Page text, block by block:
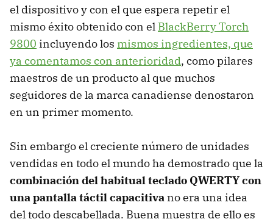
el dispositivo y con el que espera repetir el
mismo éxito obtenido con el BlackBerry Torch
9800 incluyendo los mismos ingredientes, que
ya comentamos con anterioridad, como pilares
maestros de un producto al que muchos
seguidores de la marca canadiense denostaron
en un primer momento.
Sin embargo el creciente número de unidades
vendidas en todo el mundo ha demostrado que la
combinación del habitual teclado QWERTY con
una pantalla táctil capacitiva no era una idea
del todo descabellada. Buena muestra de ello es